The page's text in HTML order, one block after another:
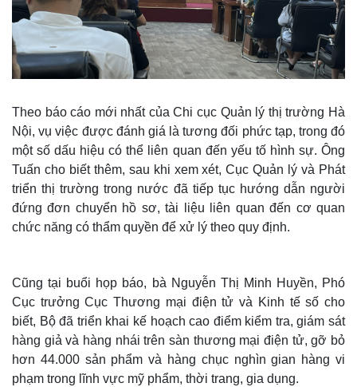
Theo báo cáo mới nhất của Chi cục Quản lý thị trường Hà
Nội, vụ việc được đánh giá là tương đối phức tạp, trong đó
một số dấu hiệu có thể liên quan đến yếu tố hình sự. Ông
Tuấn cho biết thêm, sau khi xem xét, Cục Quản lý và Phát
triển thị trường trong nước đã tiếp tục hướng dẫn người
đứng đơn chuyển hồ sơ, tài liệu liên quan đến cơ quan
chức năng có thẩm quyền để xử lý theo quy định.
Cũng tại buổi họp báo, bà Nguyễn Thị Minh Huyền, Phó
Cục trưởng Cục Thương mại điện tử và Kinh tế số cho
biết, Bộ đã triển khai kế hoạch cao điểm kiểm tra, giám sát
hàng giả và hàng nhái trên sàn thương mại điện tử, gỡ bỏ
hơn 44.000 sản phẩm và hàng chục nghìn gian hàng vi
phạm trong lĩnh vực mỹ phẩm, thời trang, gia dụng.